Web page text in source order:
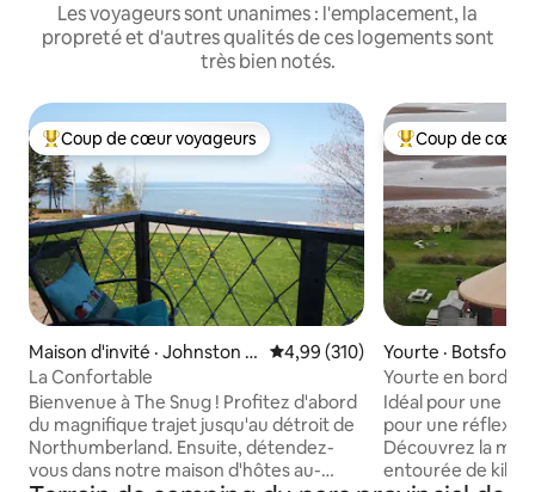
Les voyageurs sont unanimes : l'emplacement, la
propreté et d'autres qualités de ces logements sont
très bien notés.
Coup de cœur voyageurs parmi les plus aimés
Coup de cœur voyageurs
Maison d'invité · Johnston P
oint
Note moyenne de 4,99 sur 5,
4,99 (310)
La Confortable
Bienvenue à The Snug ! Profitez d'abord
du magnifique trajet jusqu'au détroit de
Northumberland. Ensuite, détendez-
vous dans notre maison d'hôtes au-
Coup de cœur
Coup de cœur
Yourte · Botsford
Yourte en bord
plage !
Idéal pour une
pour une
Découvrez la
entourée de